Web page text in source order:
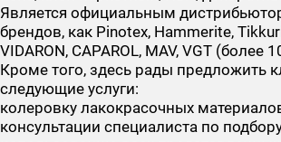
Является официальным
брендов, как Pinotex, Hammerite,
VIDARON, CAPAROL, MAV, VGT (более
Кроме того, здесь рады предложить
следующие услуги:
колеровку лакокрасочных
консультации специалиста по